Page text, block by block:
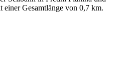
einer Gesamtlänge von 0,7 km.